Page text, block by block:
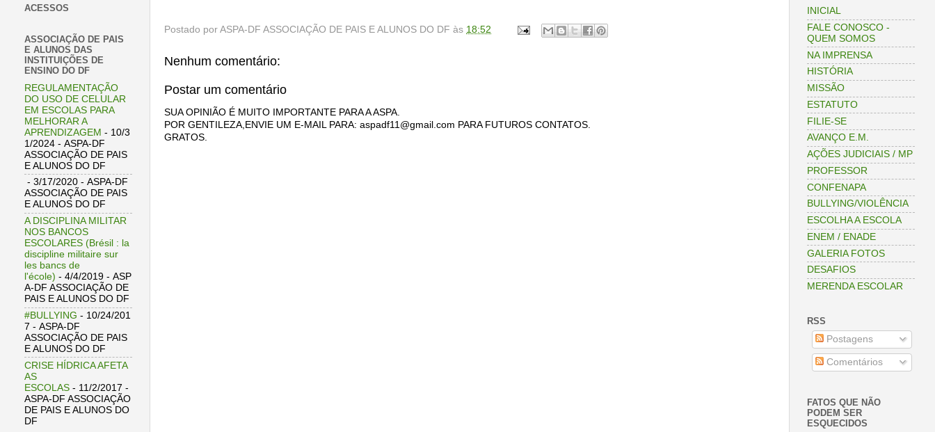
Postado por ASPA-DF ASSOCIAÇÃO DE PAIS E ALUNOS DO DF às 18:52
Nenhum comentário:
Postar um comentário
SUA OPINIÃO É MUITO IMPORTANTE PARA A ASPA.
POR GENTILEZA,ENVIE UM E-MAIL PARA: aspadf11@gmail.com PARA FUTUROS CONTATOS.
GRATOS.
ACESSOS
ASSOCIAÇÃO DE PAIS
E ALUNOS DAS
INSTITUIÇÕES DE
ENSINO DO DF
REGULAMENTAÇÃO
DO USO DE CELULAR
EM ESCOLAS PARA
MELHORAR A
APRENDIZAGEM - 10/3
1/2024 - ASPA-DF
ASSOCIAÇÃO DE PAIS
E ALUNOS DO DF
- 3/17/2020 - ASPA-DF
ASSOCIAÇÃO DE PAIS
E ALUNOS DO DF
A DISCIPLINA MILITAR
NOS BANCOS
ESCOLARES (Brésil : la
discipline militaire sur
les bancs de
l'école) - 4/4/2019 - ASP
A-DF ASSOCIAÇÃO DE
PAIS E ALUNOS DO DF
#BULLYING - 10/24/201
7 - ASPA-DF
ASSOCIAÇÃO DE PAIS
E ALUNOS DO DF
CRISE HÍDRICA AFETA
AS
ESCOLAS - 11/2/2017 -
ASPA-DF ASSOCIAÇÃO
DE PAIS E ALUNOS DO
DF
INICIAL
FALE CONOSCO -
QUEM SOMOS
NA IMPRENSA
HISTÓRIA
MISSÃO
ESTATUTO
FILIE-SE
AVANÇO E.M.
AÇÕES JUDICIAIS / MP
PROFESSOR
CONFENAPA
BULLYING/VIOLÊNCIA
ESCOLHA A ESCOLA
ENEM / ENADE
GALERIA FOTOS
DESAFIOS
MERENDA ESCOLAR
RSS
Postagens
Comentários
FATOS QUE NÃO
PODEM SER
ESQUECIDOS